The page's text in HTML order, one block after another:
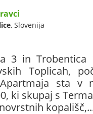
, Slovenija
3 in
Toplicah,
Apartmaja sta v
ki skupaj s